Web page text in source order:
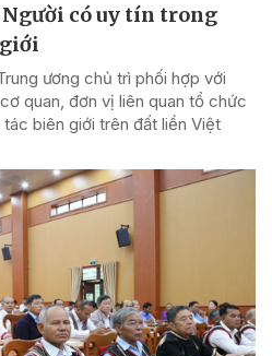
có uy tín trong
ương chủ trì phối hợp với
quan, đơn vị liên quan tổ chức
biên giới trên đất liền Việt